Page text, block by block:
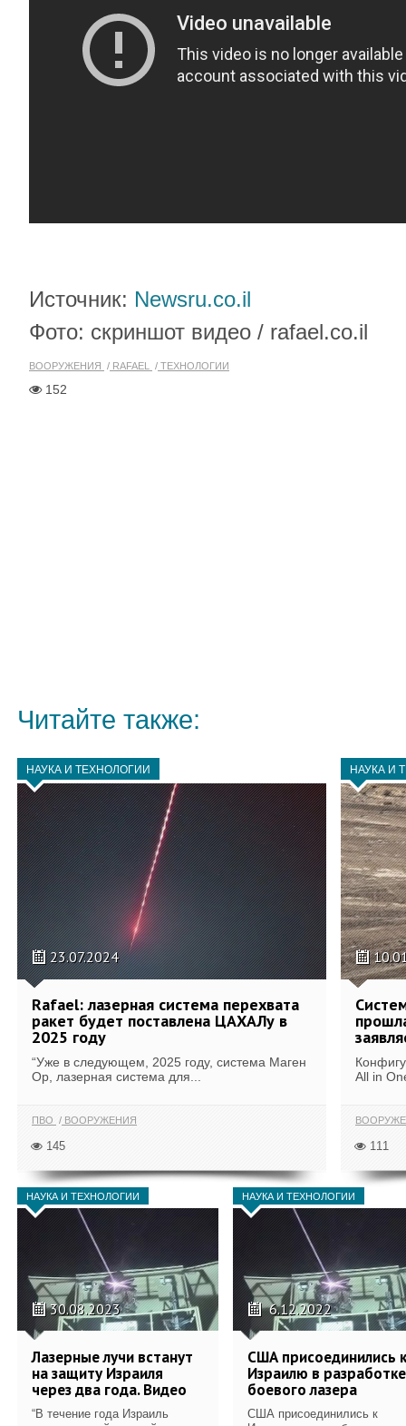
Источник: Newsru.co.il
Фото: скриншот видео / rafael.co.il
ВООРУЖЕНИЯ RAFAEL ТЕХНОЛОГИИ
152
Читайте также:
НАУКА И ТЕХНОЛОГИИ
23.07.2024
Rafael: лазерная система перехвата
ракет будет поставлена ЦАХАЛу в
2025 году
“Уже в следующем, 2025 году, система Маген
Ор, лазерная система для...
ПВО ВООРУЖЕНИЯ
145
НАУКА И
All in
111
НАУКА И ТЕХНОЛОГИИ
30.08.2023
Лазерные лучи встанут
на защиту Израиля
через два года. Видео
“В течение года Израиль
НАУКА И ТЕХНОЛОГИИ
6.12.2022
США присоединились к
Израилю в разработке
боевого лазера
США присоединились к